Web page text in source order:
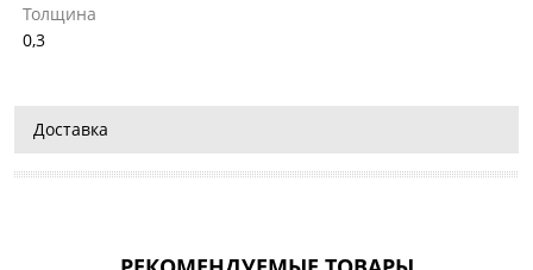
Толщина
0,3
Доставка